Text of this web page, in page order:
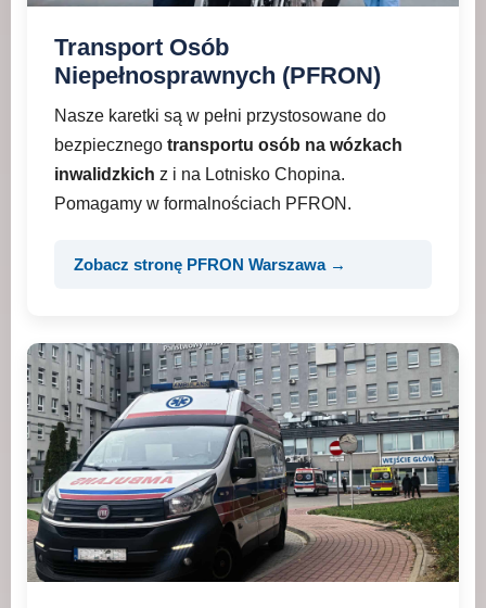
Transport Osób
Niepełnosprawnych (PFRON)
Nasze karetki są w pełni przystosowane do
bezpiecznego transportu osób na wózkach
inwalidzkich z i na Lotnisko Chopina.
Pomagamy w formalnościach PFRON.
Zobacz stronę PFRON Warszawa →